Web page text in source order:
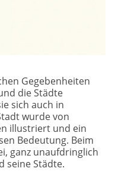
Gegebenheiten
die Städte
sich auch in
wurde von
illustriert und ein
Bedeutung. Beim
ganz unaufdringlich
seine Städte.